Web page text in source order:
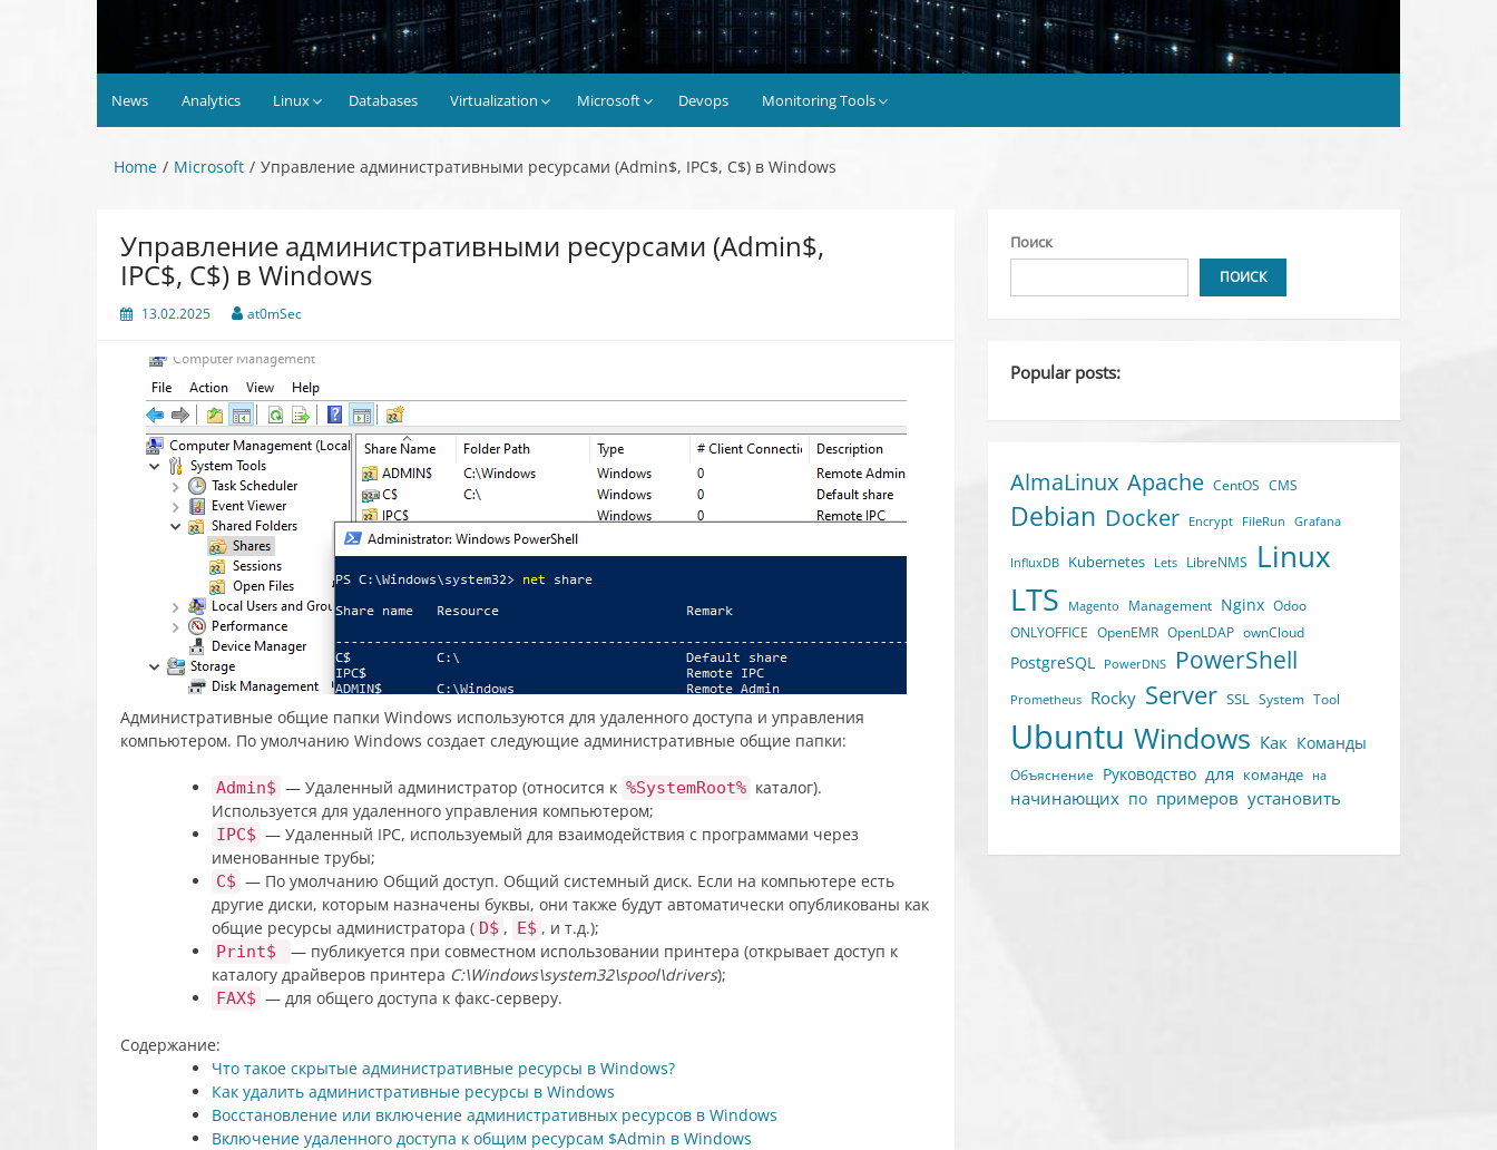
News Analytics Linux Databases Virtualization Microsoft Devops Monitoring Tools
Home Microsoft Управление административными ресурсами (Admin$, IPC$, C$) в Windows
Управление административными ресурсами (Admin$,
IPC$, C$) в Windows
13.02.2025 at0mSec
Административные общие папки Windows используются для удаленного доступа и управления
компьютером. По умолчанию Windows создает следующие административные общие папки:
Admin$ — Удаленный администратор (относится к %SystemRoot% каталог).
Используется для удаленного управления компьютером;
IPC$ — Удаленный IPC, используемый для взаимодействия с программами через
именованные трубы;
C$ — По умолчанию Общий доступ. Общий системный диск. Если на компьютере есть
другие диски, которым назначены буквы, они также будут автоматически опубликованы как
общие ресурсы администратора ( D$ , E$ , и т.д.);
Print$
— публикуется при совместном использовании принтера (открывает доступ к
каталогу драйверов принтера C:\Windows\system32\spool\drivers);
FAX$ — для общего доступа к факс-серверу.
Содержание:
Что такое скрытые административные ресурсы в Windows?
Как удалить административные ресурсы в Windows
Восстановление или включение административных ресурсов в Windows
Включение удаленного доступа к общим ресурсам $Admin в Windows
Поиск
ПОИСК
Popular posts:
AlmaLinux Apache CentOS CMS
Debian Docker Encrypt FileRun Grafana
InfluxDB Kubernetes Lets LibreNMS Linux
LTS Magento Management Nginx Odoo
ONLYOFFICE OpenEMR OpenLDAP ownCloud
PostgreSQL PowerDNS PowerShell
Prometheus Rocky Server SSL System Tool
Ubuntu Windows Как Команды
Объяснение Руководство для команде на
начинающих по примеров установить